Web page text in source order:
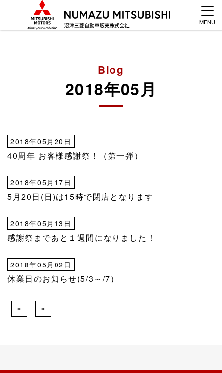
MENU
Blog
2018年05月
2018年05月20日
40周年 お客様感謝祭！（第一弾）
2018年05月17日
5月20日(日)は15時で閉店となります
2018年05月13日
感謝祭まであと１週間になりました！
2018年05月02日
休業日のお知らせ(5/3～/7）
« »